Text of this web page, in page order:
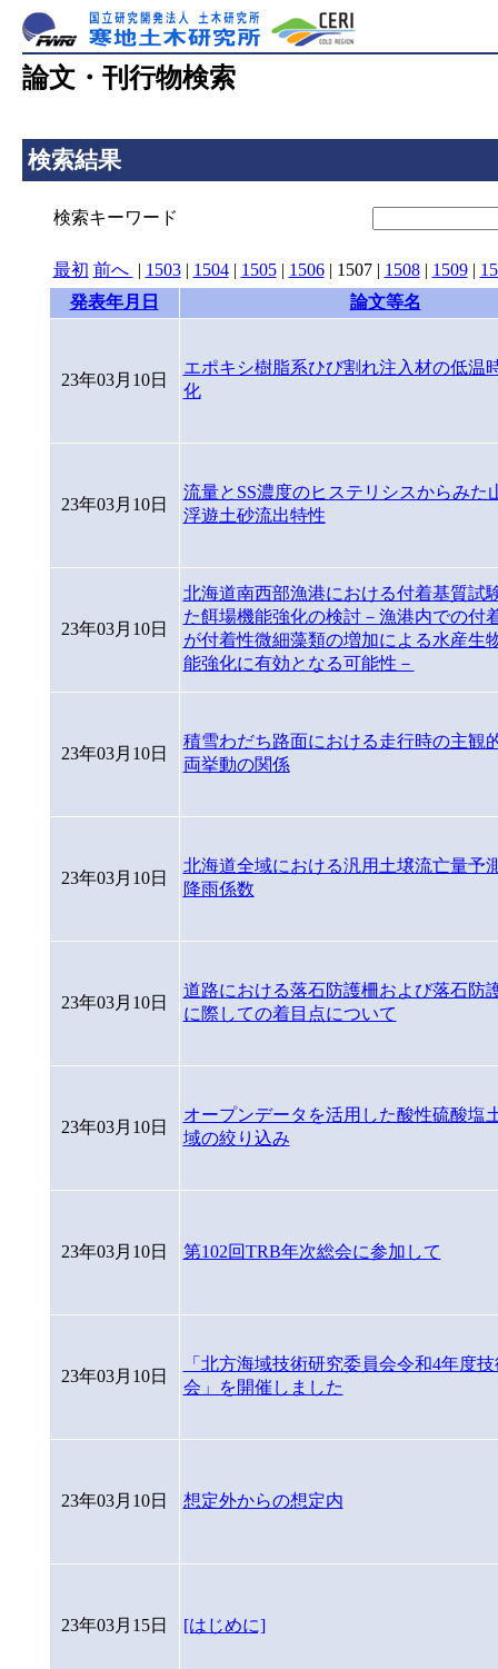
論文・刊行物検索
検索結果
検索キーワード
最初 前へ | 1503| 1504| 1505| 1506| 1507| 1508| 1509|
発表年月日
論文等名
23年03月10日
エポキシ樹脂系ひび割れ注入材の低温
化
23年03月10日
流量とSS濃度のヒステリシスからみた
浮遊土砂流出特性
23年03月10日
北海道南西部漁港における付着基質試
た餌場機能強化の検討－漁港内での付
が付着性微細藻類の増加による水産生
能強化に有効となる可能性－
23年03月10日
積雪わだち路面における走行時の主観
両挙動の関係
23年03月10日
北海道全域における汎用土壌流亡量予
降雨係数
23年03月10日
道路における落石防護柵および落石防
に際しての着目点について
23年03月10日
オープンデータを活用した酸性硫酸塩
域の絞り込み
23年03月10日 第102回TRB年次総会に参加して
23年03月10日
「北方海域技術研究委員会令和4年度
会」を開催しました
23年03月10日 想定外からの想定内
23年03月15日 [はじめに]